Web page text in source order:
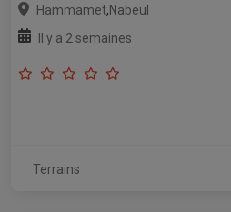
Hammamet,Nabeul
Il y a 2 semaines
Terrains